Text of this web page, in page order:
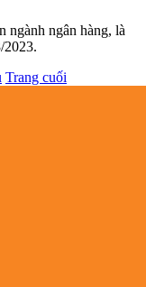
ngành ngân hàng, là
2023.
Trang cuối